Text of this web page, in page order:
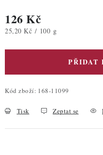
126 Kč
Měrná cena:
25,20 Kč / 100 g
PŘIDAT
Kód zboží: 168-11099
Tisk Zeptat se